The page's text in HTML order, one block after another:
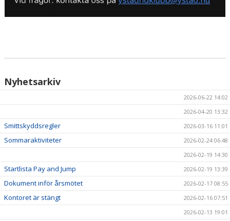
Nyhetsarkiv
2026-06-22 14:02
2026-04-20 13:32
Smittskyddsregler 2026-03-16 11:01
Sommaraktiviteter
2026-02-24 06:48
2026-02-19 14:30
Startlista Pay and Jump 2026-02-19 13:39
Dokument inför årsmötet 2026-02-17 08:55
Kontoret är stängt
2026-02-16 07:51
2026-02-13 19:01